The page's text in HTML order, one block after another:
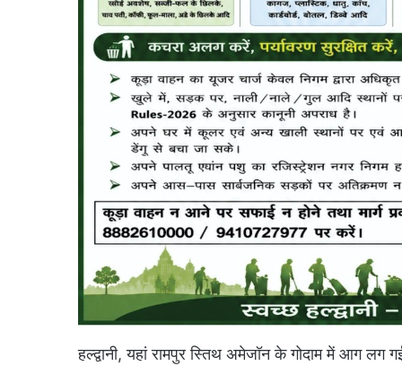
हल्द्वानी, यहां रामपुर स्तिथ अमेजॉन के गोदाम में आग